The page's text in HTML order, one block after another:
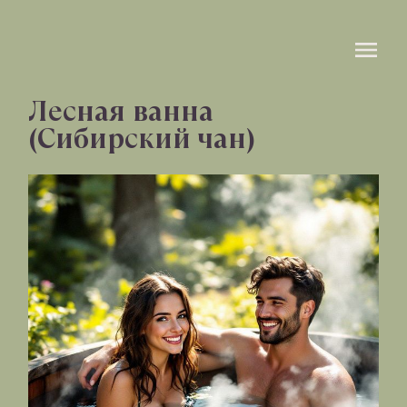
Лесная ванна
(Сибирский чан)